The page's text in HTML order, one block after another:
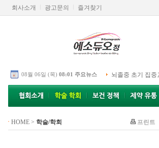
회사소개 광고문의 즐겨찾기
08월 06일 (목) 08:01 주요뉴스 뇌졸중 초기 집
HOME> 학술/학회 프린트